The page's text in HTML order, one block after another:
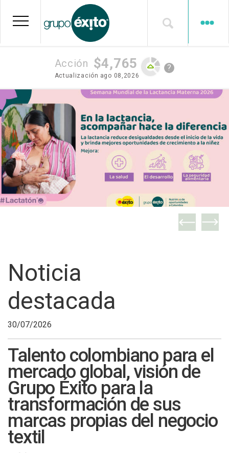
Grupo Éxito
contenido
Acción $4,765
Actualización ago 08,2026
?
Noticia
destacada
30/07/2026
Talento colombiano para el
mercado global, visión de
Grupo Éxito para la
transformación de sus
marcas propias del negocio
textil